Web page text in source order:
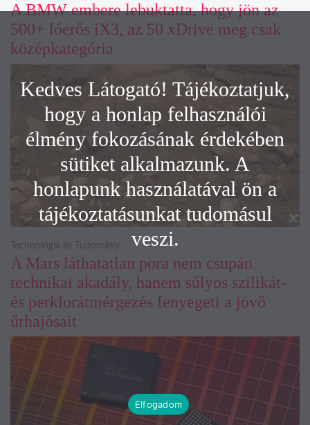
A BMW embere lebuktatta, hogy jön az
500+ lóerős iX3, az 50 xDrive meg csak
középkategória
A Mars láthatatlan pora nem csupán
technikai akadály, hanem súlyos szilikát-
és perklorátmérgezés fenyegeti a jövő
űrhajósait
Technológia és Tudomány
Kedves Látogató! Tájékoztatjuk,
hogy a honlap felhasználói
élmény fokozásának érdekében
sütiket alkalmazunk. A
honlapunk használatával ön a
tájékoztatásunkat tudomásul
veszi.
Elfogadom